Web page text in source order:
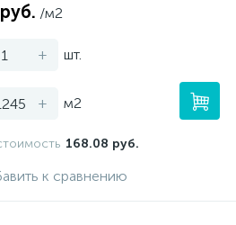
/м2
+ шт.
+ м2
168.08 руб.
к сравнению